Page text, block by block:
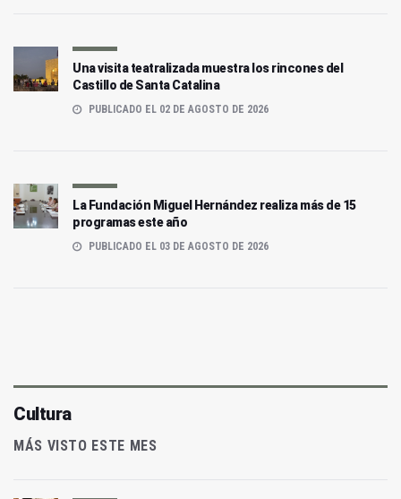
Una visita teatralizada muestra los rincones del
Castillo de Santa Catalina
PUBLICADO EL 02 DE AGOSTO DE 2026
La Fundación Miguel Hernández realiza más de 15
programas este año
PUBLICADO EL 03 DE AGOSTO DE 2026
Cultura
MÁS VISTO ESTE MES